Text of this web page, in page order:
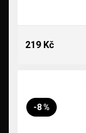
219 Kč
-8 %